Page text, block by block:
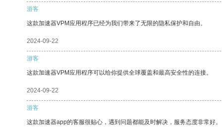
游客
这款加速器VPM应用程序已经为我们带来了无限的隐私保护和自由。
2024-09-22
游客
这款加速器VPM应用程序可以给你提供全球覆盖和最高安全性的连接。
2024-09-22
游客
这款加速器app的客服很贴心，遇到问题都能及时解决，服务态度非常好。